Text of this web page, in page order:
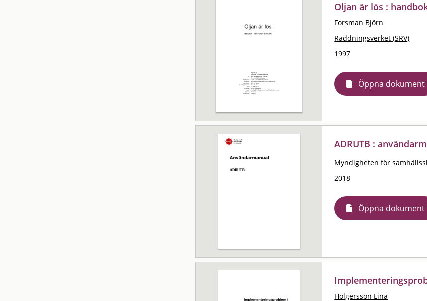
Oljan är lös :
Forsman Björn
Räddningsverket (SRV)
1997
Öppna dokument
ADRUTB :
Myndigheten för
2018
Öppna dokument
Holgersson Lina